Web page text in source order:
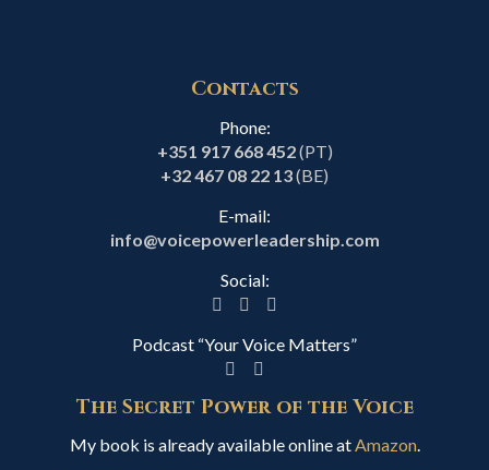
Contacts
Phone:
+351 917 668 452(PT)
+32 467 08 22 13(BE)
E-mail:
info@voicepowerleadership.com
Social:
Podcast “Your Voice Matters”
The Secret Power of the Voice
My book is already available online atAmazon.